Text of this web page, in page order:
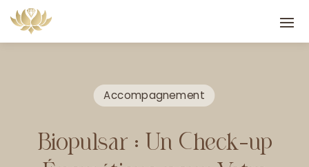
Accompagnement
Biopulsar : Un Check-up